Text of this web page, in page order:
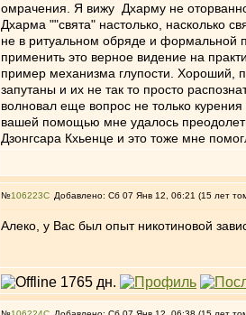
омрачения. Я вижу Дхарму не
Дхарма ""свята" настолько, насколько
не в ритуальном обряде и формальной
применить это верное видение на
пример механизма глупости. Хороший,
запутаны и их не так то просто
волновал еще вопрос не только
вашей помощью мне удалось
Дзонгсара Кхьенце и это тоже мне
№106223 Добавлено: Сб 07 Янв 12, 06:21 (15 лет
Алеко, у Вас был опыт никотиновой